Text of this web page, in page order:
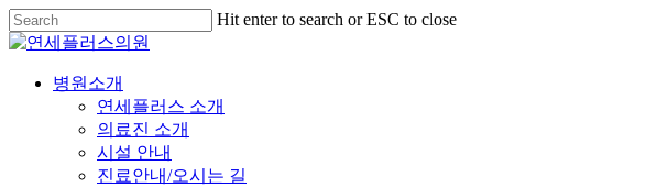
Skip
to
main
content
Hit enter to search or ESC to close
Close
Menu
병원소개
연세플러스 소개
의료진 소개
시설 안내
진료안내/오시는 길